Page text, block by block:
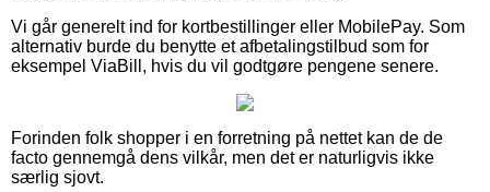
Vi går generelt ind for kortbestillinger eller MobilePay. Som
alternativ burde du benytte et afbetalingstilbud som for
eksempel ViaBill, hvis du vil godtgøre pengene senere.
Forinden folk shopper i en forretning på nettet kan de de
facto gennemgå dens vilkår, men det er naturligvis ikke
særlig sjovt.